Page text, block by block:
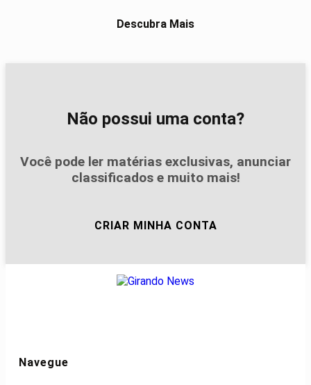
Descubra Mais
Não possui uma conta?
Você pode ler matérias exclusivas, anunciar
classificados e muito mais!
CRIAR MINHA CONTA
Navegue